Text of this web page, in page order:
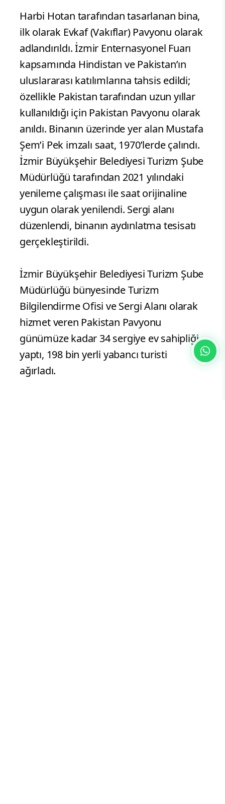
Harbi Hotan tarafından tasarlanan bina,
ilk olarak Evkaf (Vakıflar) Pavyonu olarak
adlandırıldı. İzmir Enternasyonel Fuarı
kapsamında Hindistan ve Pakistan’ın
uluslararası katılımlarına tahsis edildi;
özellikle Pakistan tarafından uzun yıllar
kullanıldığı için Pakistan Pavyonu olarak
anıldı. Binanın üzerinde yer alan Mustafa
Şem’i Pek imzalı saat, 1970’lerde çalındı.
İzmir Büyükşehir Belediyesi Turizm Şube
Müdürlüğü tarafından 2021 yılındaki
yenileme çalışması ile saat orijinaline
uygun olarak yenilendi. Sergi alanı
düzenlendi, binanın aydınlatma tesisatı
gerçekleştirildi.
İzmir Büyükşehir Belediyesi Turizm Şube
Müdürlüğü bünyesinde Turizm
Bilgilendirme Ofisi ve Sergi Alanı olarak
hizmet veren Pakistan Pavyonu
günümüze kadar 34 sergiye ev sahipliği
yaptı, 198 bin yerli yabancı turisti
ağırladı.